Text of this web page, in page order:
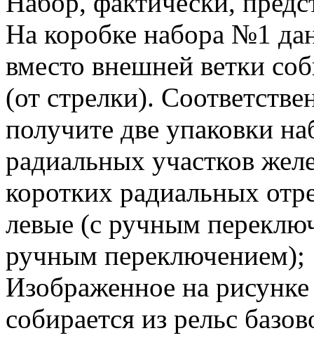
На коробке набора №1
вместо внешней ветки
(от стрелки).
получите две упаковки
радиальных участков
коротких радиальных
левые (с ручным
ручным переключением);
Изображенное на
собирается из рельс